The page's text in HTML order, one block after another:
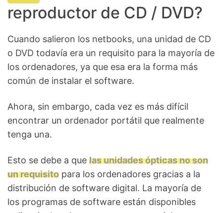
reproductor de CD / DVD?
Cuando salieron los netbooks, una unidad de CD
o DVD todavía era un requisito para la mayoría de
los ordenadores, ya que esa era la forma más
común de instalar el software.
Ahora, sin embargo, cada vez es más difícil
encontrar un ordenador portátil que realmente
tenga una.
Esto se debe a que las unidades ópticas no son
un requisito para los ordenadores gracias a la
distribución de software digital. La mayoría de
los programas de software están disponibles